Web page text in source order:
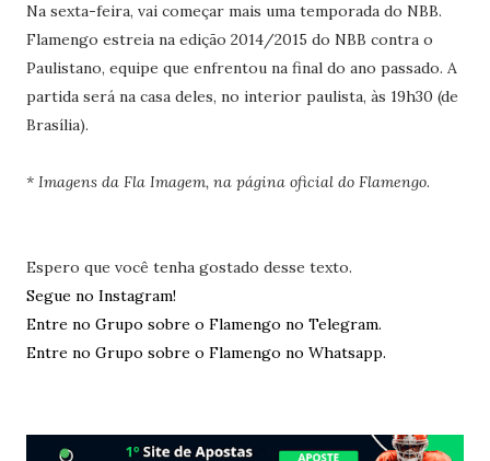
Na sexta-feira, vai começar mais uma temporada do NBB.
Flamengo estreia na edição 2014/2015 do NBB contra o
Paulistano, equipe que enfrentou na final do ano passado. A
partida será na casa deles, no interior paulista, às 19h30 (de
Brasília).
* Imagens da Fla Imagem, na página oficial do Flamengo.
Espero que você tenha gostado desse texto.
Segue no Instagram!
Entre no Grupo sobre o Flamengo no Telegram.
Entre no Grupo sobre o Flamengo no Whatsapp.